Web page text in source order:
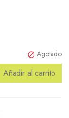
 Agotado
Añadir al carrito